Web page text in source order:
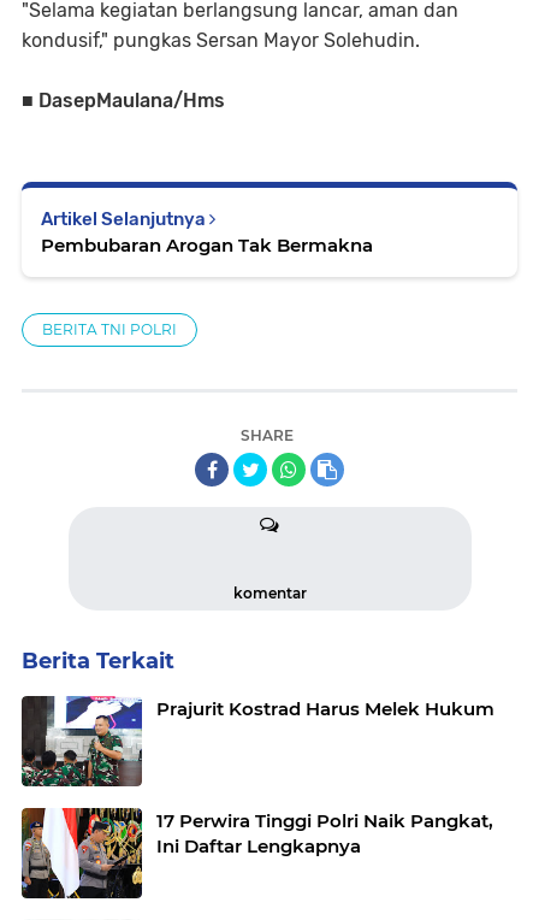
"Selama kegiatan berlangsung lancar, aman dan
kondusif," pungkas Sersan Mayor Solehudin.
■ DasepMaulana/Hms
Artikel Selanjutnya
Pembubaran Arogan Tak Bermakna
BERITA TNI POLRI
SHARE
komentar
Berita Terkait
Prajurit Kostrad Harus Melek Hukum
17 Perwira Tinggi Polri Naik Pangkat,
Ini Daftar Lengkapnya